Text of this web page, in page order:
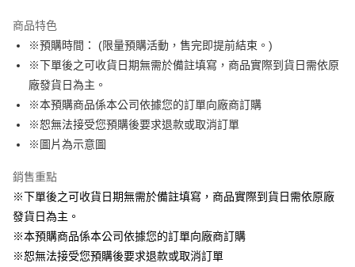
Apple Pay
悠遊付
Google Pay
ATM付款
運送方式
全家取貨付款
每筆NT$65，滿NT$1,300(含以上)免運費
商品特色
※預購時間： (限量預購活動，售完即提前結束。)
※下單後之可收貨日期無需於備註填寫，商品實際到貨日需依原
廠發貨日為主。
※本預購商品係本公司依據您的訂單向廠商訂購
※恕無法接受您預購後要求退款或取消訂單
※圖片為示意圖
銷售重點
※下單後之可收貨日期無需於備註填寫，商品實際到貨日需依原廠
發貨日為主。
※本預購商品係本公司依據您的訂單向廠商訂購
※恕無法接受您預購後要求退款或取消訂單